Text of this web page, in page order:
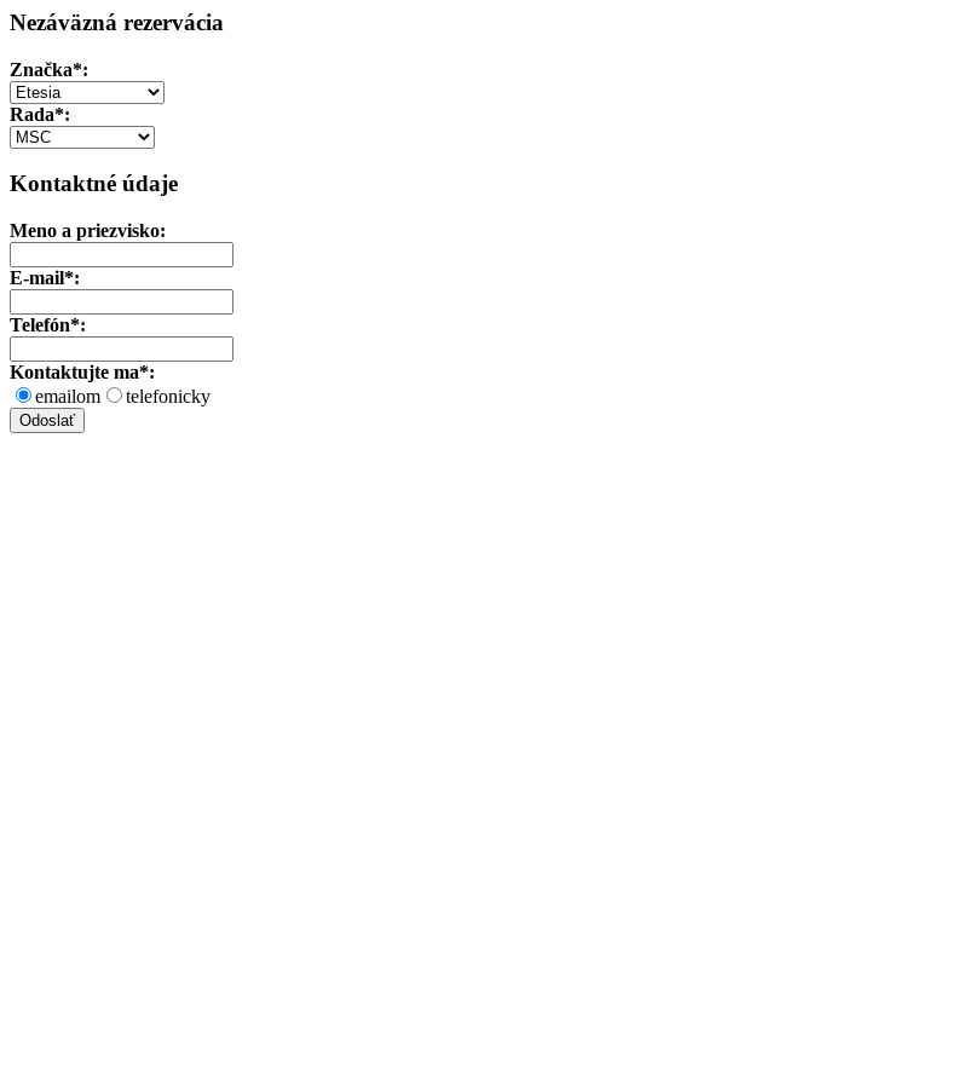
Nezáväzná rezervácia
Značka*:
Rada*:
Kontaktné údaje
Meno a priezvisko:
E-mail*:
Telefón*:
Kontaktujte ma*:
emailom
telefonicky